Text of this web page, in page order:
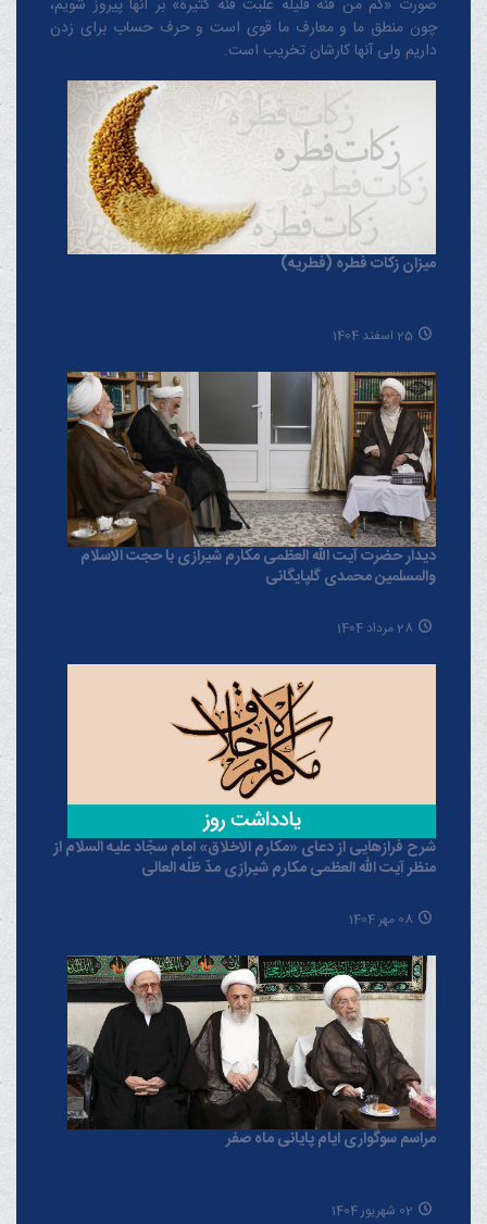
صورت «کم من فئة قلیلة غلبت فئة کثیرة» بر آنها پیروز شویم،
چون منطق‌ ما و معارف ‌ما قوی است و حرف حساب برای زدن
داریم ولی آنها کارشان تخریب است.
میزان زکات فطره (فطریه)
25 اسفند 1404
دیدار حضرت آیت الله العظمی مکارم شیرازی با حجت الاسلام
والمسلمین محمدی گلپایگانی
28 مرداد 1404
شرح فرازهایی از دعای «مکارم الاخلاق» امام سجّاد علیه السلام از
منظر آیت الله العظمی مکارم شیرازی مدّ ظلّه العالی
08 مهر 1404
مراسم سوگواری ایام پایانی ماه صفر
02 شهریور 1404